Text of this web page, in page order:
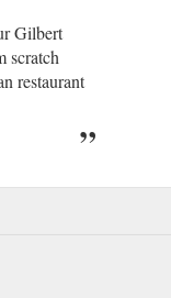
Gilbert
scratch
restaurant